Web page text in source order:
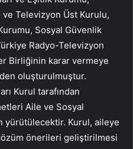
Televizyon Üst Kurulu,
Sosyal Güvenlik
Radyo-Televizyon
Birliğinin karar vermeye
oluşturulmuştur.
Kurul tarafından
Aile ve Sosyal
yürütülecektir. Kurul, aileye
önerileri geliştirilmesi